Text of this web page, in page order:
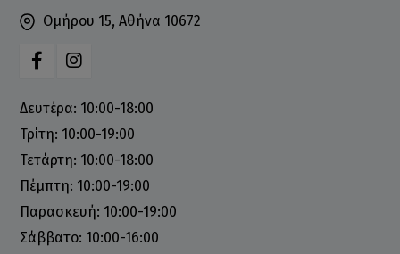
Ομήρου 15, Αθήνα 10672
Δευτέρα: 10:00-18:00
Τρίτη: 10:00-19:00
Τετάρτη: 10:00-18:00
Πέμπτη: 10:00-19:00
Παρασκευή: 10:00-19:00
Σάββατο: 10:00-16:00